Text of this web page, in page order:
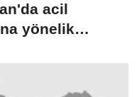
acil
yönelik